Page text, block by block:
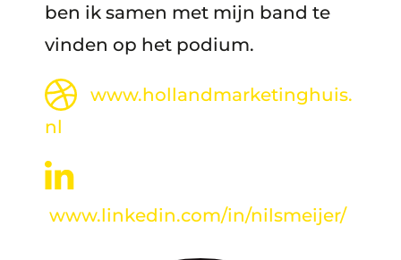
ben ik samen met mijn band te
vinden op het podium.
www.hollandmarketinghuis.
nl
www.linkedin.com/in/nilsmeijer/